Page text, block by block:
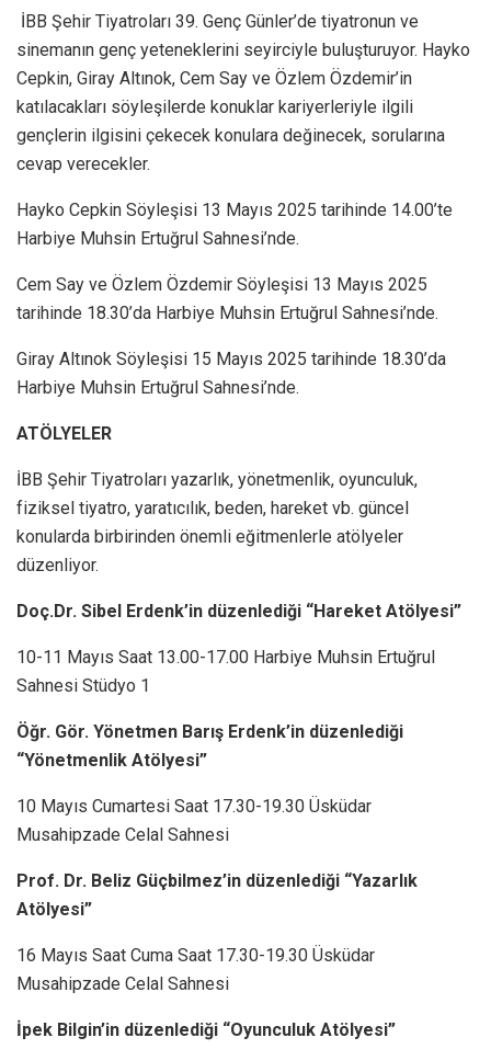
İBB Şehir Tiyatroları 39. Genç Günler’de tiyatronun ve
sinemanın genç yeteneklerini seyirciyle buluşturuyor. Hayko
Cepkin, Giray Altınok, Cem Say ve Özlem Özdemir’in
katılacakları söyleşilerde konuklar kariyerleriyle ilgili
gençlerin ilgisini çekecek konulara değinecek, sorularına
cevap verecekler.
Hayko Cepkin Söyleşisi 13 Mayıs 2025 tarihinde 14.00’te
Harbiye Muhsin Ertuğrul Sahnesi’nde.
Cem Say ve Özlem Özdemir Söyleşisi 13 Mayıs 2025
tarihinde 18.30’da Harbiye Muhsin Ertuğrul Sahnesi’nde.
Giray Altınok Söyleşisi 15 Mayıs 2025 tarihinde 18.30’da
Harbiye Muhsin Ertuğrul Sahnesi’nde.
ATÖLYELER
İBB Şehir Tiyatroları yazarlık, yönetmenlik, oyunculuk,
fiziksel tiyatro, yaratıcılık, beden, hareket vb. güncel
konularda birbirinden önemli eğitmenlerle atölyeler
düzenliyor.
Doç.Dr. Sibel Erdenk’in düzenlediği “Hareket Atölyesi”
10-11 Mayıs Saat 13.00-17.00 Harbiye Muhsin Ertuğrul
Sahnesi Stüdyo 1
Öğr. Gör. Yönetmen Barış Erdenk’in düzenlediği
“Yönetmenlik Atölyesi”
10 Mayıs Cumartesi Saat 17.30-19.30 Üsküdar
Musahipzade Celal Sahnesi
Prof. Dr. Beliz Güçbilmez’in düzenlediği “Yazarlık
Atölyesi”
16 Mayıs Saat Cuma Saat 17.30-19.30 Üsküdar
Musahipzade Celal Sahnesi
İpek Bilgin’in düzenlediği “Oyunculuk Atölyesi”